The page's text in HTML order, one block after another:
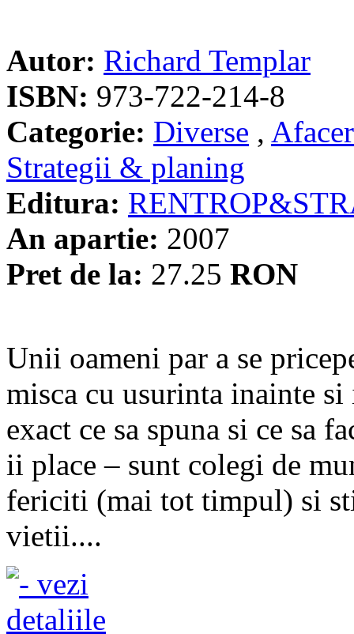
Autor: Richard Templar
ISBN: 973-722-214-8
Categorie: Diverse ,
Strategii & planing
Editura:
An apartie: 2007
Pret de la: 27.25 RON
Unii oameni par a se
misca cu usurinta inainte
exact ce sa spuna si ce sa
ii place – sunt colegi de
fericiti (mai tot timpul) si
vietii....